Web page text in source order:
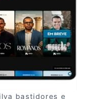
bastidores e